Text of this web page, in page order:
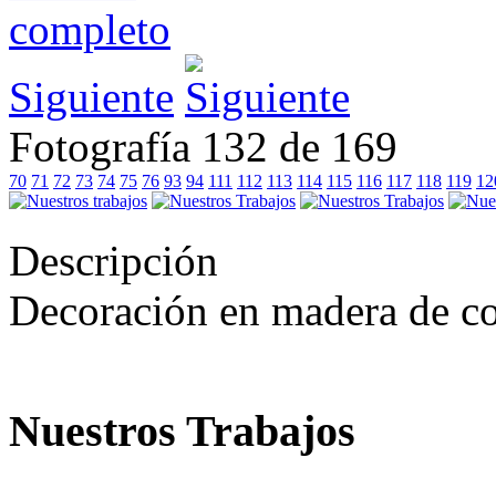
Siguiente
Fotografía 132 de 169
70 71 72 73 74 75 76 93 94 111 112 113 114 115 116 117 118 119
Descripción
Decoración en madera de
Nuestros Trabajos